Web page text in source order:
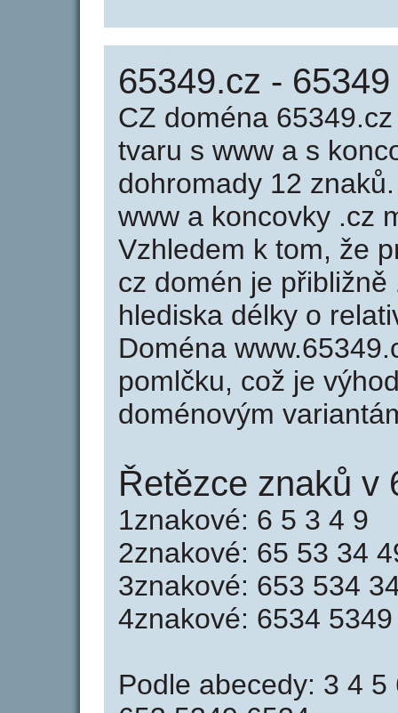
65349.cz - 65349
CZ doména
tvaru s www a s
dohromady 12
www a koncovky .cz
Vzhledem k tom, že
cz domén je
hlediska délky o
Doména
pomlčku, což je
doménovým
Řetězce znaků v
1znakové: 6 5 3 4 9
2znakové: 65 53 34
3znakové: 653 534
4znakové: 6534 5349
Podle abecedy: 3 4